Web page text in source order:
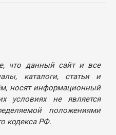
что данный сайт и все
каталоги, статьи и
носят информационный
условиях не является
положениями
кодекса РФ.